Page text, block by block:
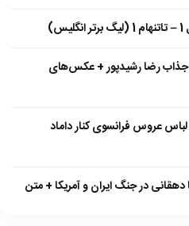
جذاب رضا رشیدپور + عکس‌های
عروس فرانسوی کنار داماد
در جنگ ایران و آمریکا + متن